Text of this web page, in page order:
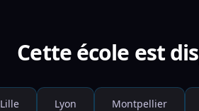
Cette école est
Lille Lyon Montpellier